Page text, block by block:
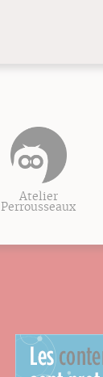
Atelier
Perrousseaux